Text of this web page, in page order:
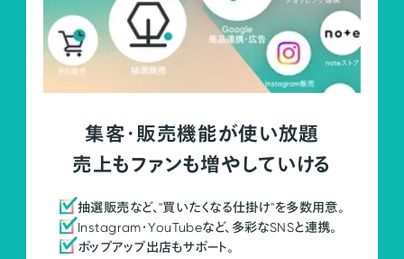
集客・販売機能が使い放題
売上もファンも増やしていける
抽選販売など、"買いたくなる仕掛け"を多数用意。
Instagram・YouTubeなど、多彩なSNSと連携。
ポップアップ出店もサポート。